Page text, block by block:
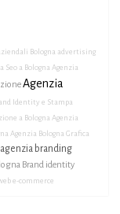
Bologna advertising
Seo a Bologna Agenzia
Agenzia
Identity e Stampa
a Bologna Agenzia
Agenzia Bologna Grafica
agenzia branding
Brand identity
e-commerce